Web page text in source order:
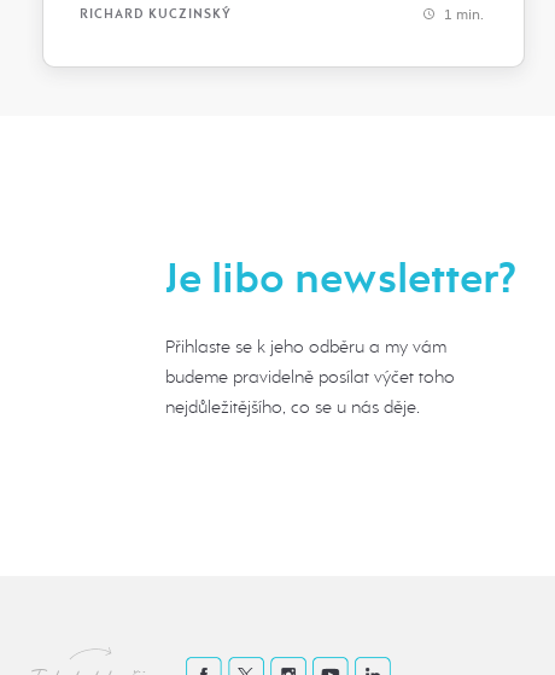
RICHARD KUCZINSKÝ 1 min.
Je libo newsletter?
Přihlaste se k jeho odběru a my vám
budeme pravidelně posílat výčet toho
nejdůležitějšího, co se u nás děje.